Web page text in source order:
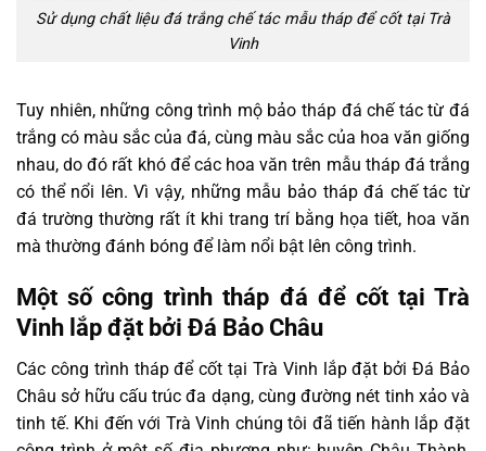
Sử dụng chất liệu đá trắng chế tác mẫu tháp để cốt tại Trà
Vinh
Tuy nhiên, những công trình mộ bảo tháp đá chế tác từ đá
trắng có màu sắc của đá, cùng màu sắc của hoa văn giống
nhau, do đó rất khó để các hoa văn trên mẫu tháp đá trắng
có thể nổi lên. Vì vậy, những mẫu bảo tháp đá chế tác từ
đá trường thường rất ít khi trang trí bằng họa tiết, hoa văn
mà thường đánh bóng để làm nổi bật lên công trình.
Một số công trình tháp đá để cốt tại Trà
Vinh lắp đặt bởi Đá Bảo Châu
Các công trình tháp để cốt tại Trà Vinh lắp đặt bởi Đá Bảo
Châu sở hữu cấu trúc đa dạng, cùng đường nét tinh xảo và
tinh tế. Khi đến với Trà Vinh chúng tôi đã tiến hành lắp đặt